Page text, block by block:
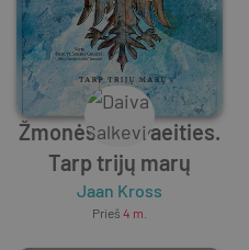
Žmonės be praeities.
Tarp trijų marų
Jaan Kross
Prieš 4 m.